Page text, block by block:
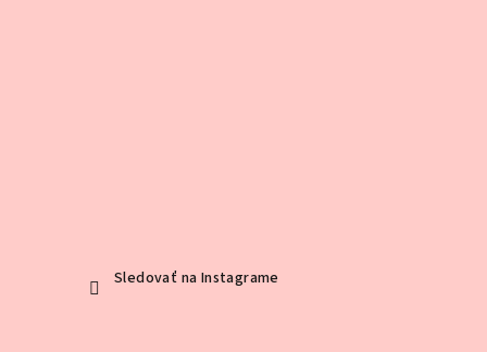
Sledovať na Instagrame